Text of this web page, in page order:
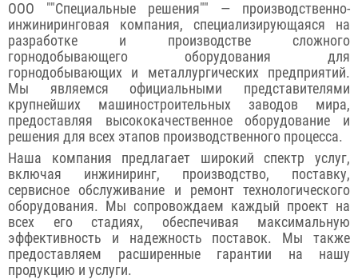
ООО ""Специальные решения"" — производственно-
инжиниринговая компания, специализирующаяся на
разработке и производстве сложного
горнодобывающего оборудования для
горнодобывающих и металлургических предприятий.
Мы являемся официальными представителями
крупнейших машиностроительных заводов мира,
предоставляя высококачественное оборудование и
решения для всех этапов производственного процесса.
Наша компания предлагает широкий спектр услуг,
включая инжиниринг, производство, поставку,
сервисное обслуживание и ремонт технологического
оборудования. Мы сопровождаем каждый проект на
всех его стадиях, обеспечивая максимальную
эффективность и надежность поставок. Мы также
предоставляем расширенные гарантии на нашу
продукцию и услуги.